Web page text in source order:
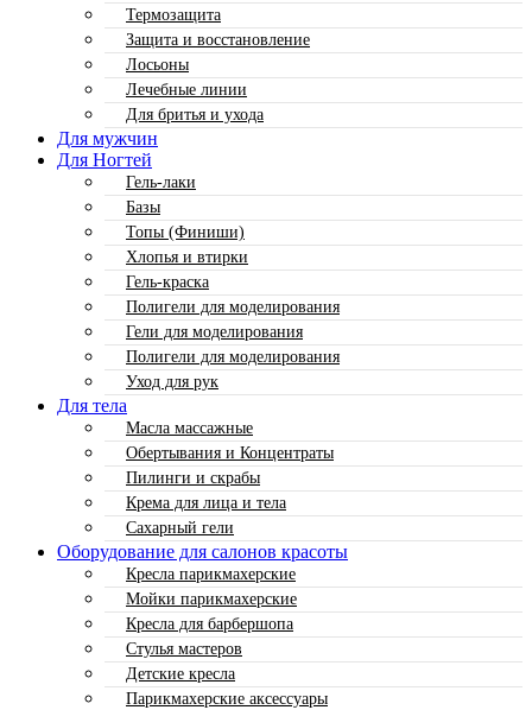
Термозащита
Защита и восстановление
Лосьоны
Лечебные линии
Для бритья и ухода
Для мужчин
Для Ногтей
Гель-лаки
Базы
Топы (Финиши)
Хлопья и втирки
Гель-краска
Полигели для моделирования
Гели для моделирования
Полигели для моделирования
Уход для рук
Для тела
Масла массажные
Обертывания и Концентраты
Пилинги и скрабы
Крема для лица и тела
Сахарный гели
Оборудование для салонов красоты
Кресла парикмахерские
Мойки парикмахерские
Кресла для барбершопа
Стулья мастеров
Детские кресла
Парикмахерские аксессуары